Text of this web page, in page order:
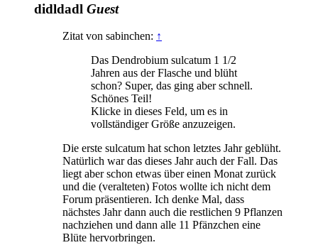
didldadl Guest
Zitat von sabinchen: ↑
Das Dendrobium sulcatum 1 1/2
Jahren aus der Flasche und blüht
schon? Super, das ging aber schnell.
Schönes Teil!
Klicke in dieses Feld, um es in
vollständiger Größe anzuzeigen.
Die erste sulcatum hat schon letztes Jahr geblüht.
Natürlich war das dieses Jahr auch der Fall. Das
liegt aber schon etwas über einen Monat zurück
und die (veralteten) Fotos wollte ich nicht dem
Forum präsentieren. Ich denke Mal, dass
nächstes Jahr dann auch die restlichen 9 Pflanzen
nachziehen und dann alle 11 Pfänzchen eine
Blüte hervorbringen.